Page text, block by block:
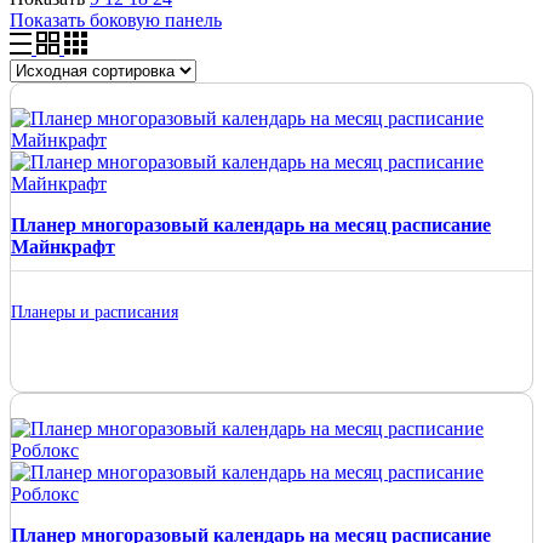
Показать боковую панель
Планер многоразовый календарь на месяц расписание
Майнкрафт
Планеры и расписания
Планер многоразовый календарь на месяц расписание